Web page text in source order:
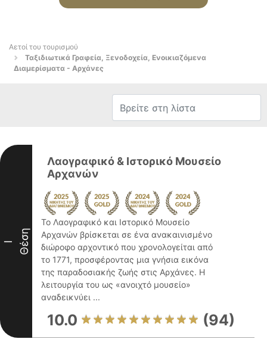
Αετοί του τουρισμού
Ταξιδιωτικά Γραφεία, Ξενοδοχεία, Ενοικιαζόμενα
Διαμερίσματα - Αρχάνες
I Θέση
Λαογραφικό & Ιστορικό Μουσείο
Αρχανών
Το Λαογραφικό και Ιστορικό Μουσείο
Αρχανών βρίσκεται σε ένα ανακαινισμένο
διώροφο αρχοντικό που χρονολογείται από
το 1771, προσφέροντας μια γνήσια εικόνα
της παραδοσιακής ζωής στις Αρχάνες. Η
λειτουργία του ως «ανοιχτό μουσείο»
αναδεικνύει ...
10.0 (94)